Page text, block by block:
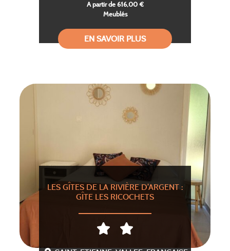
A partir de 616,00 €
Meublés
EN SAVOIR PLUS
LES GÎTES DE LA RIVIÈRE D’ARGENT :
GÎTE LES RICOCHETS